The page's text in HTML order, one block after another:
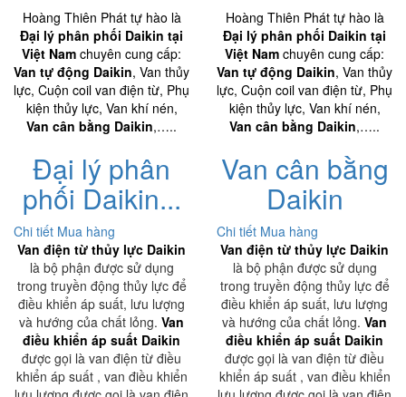
Hoàng Thiên Phát tự hào là
Đại lý phân phối Daikin tại
Việt Nam chuyên cung cấp:
Van tự động Daikin, Van thủy
lực, Cuộn coil van điện từ, Phụ
kiện thủy lực, Van khí nén,
Van cân bằng Daikin,…..
Đại lý phân
phối Daikin...
Chi tiết Mua hàng
Hoàng Thiên Phát tự hào là
Đại lý phân phối Daikin tại
Việt Nam chuyên cung cấp:
Van tự động Daikin, Van thủy
lực, Cuộn coil van điện từ, Phụ
kiện thủy lực, Van khí nén,
Van cân bằng Daikin,…..
Van cân bằng
Daikin
Chi tiết Mua hàng
Van điện từ thủy lực Daikin
là bộ phận được sử dụng
trong truyền động thủy lực để
điều khiển áp suất, lưu lượng
và hướng của chất lỏng. Van
điều khiển áp suất Daikin
được gọi là van điện từ điều
khiển áp suất , van điều khiển
Van điện từ thủy lực Daikin
là bộ phận được sử dụng
trong truyền động thủy lực để
điều khiển áp suất, lưu lượng
và hướng của chất lỏng. Van
điều khiển áp suất Daikin
được gọi là van điện từ điều
khiển áp suất , van điều khiển